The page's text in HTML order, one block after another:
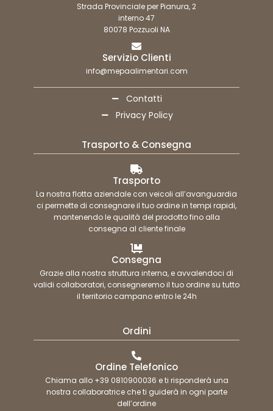
Strada Provinciale per Pianura, 2
interno 47
80078 Pozzuoli NA
Servizio Clienti
info@mepaalimentari.com
Contatti
Privacy Policy
Trasporto & Consegna
Trasporto
La nostra flotta aziendale con veicoli all’avanguardia
ci permette di consegnare il tuo ordine in tempi rapidi,
mantenendo le qualità del prodotto fino alla
consegna al cliente finale
Consegna
Grazie alla nostra struttura interna, e avvalendoci di
validi collaboratori, consegneremo il tuo ordine su tutto
il territorio campano entro le 24h
Ordini
Ordine Telefonico
Chiama allo +39 0810900036 e ti risponderà una
nostra collaboratrice che ti guiderà in ogni parte
dell’ordine